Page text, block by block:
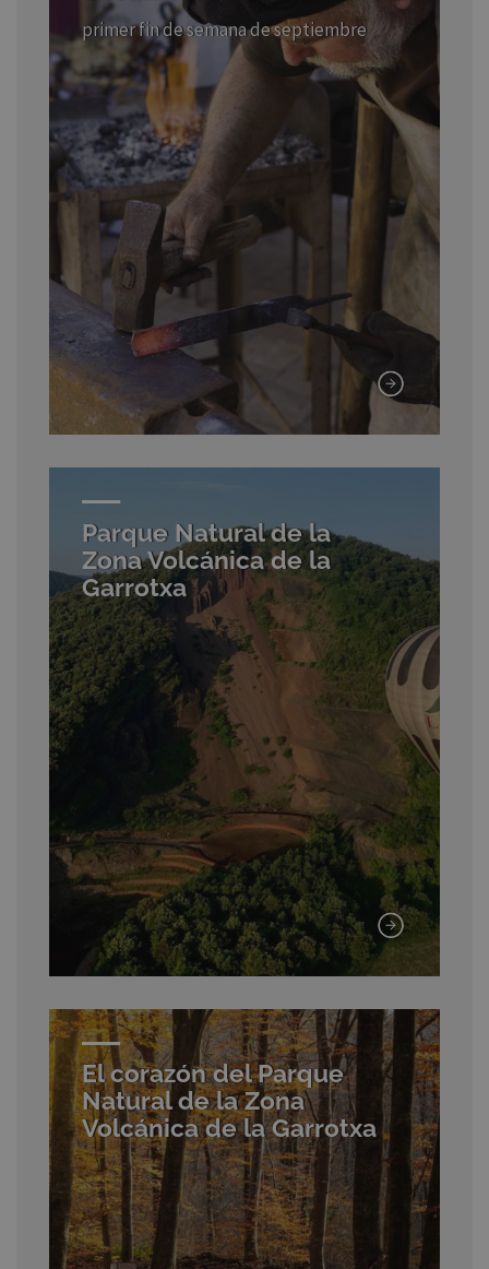
primer fin de semana de septiembre
Parque Natural de la
Zona Volcánica de la
Garrotxa
El corazón del Parque
Natural de la Zona
Volcánica de la Garrotxa